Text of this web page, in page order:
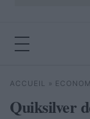
Rechercher
ACCUEIL »
Quiksilver